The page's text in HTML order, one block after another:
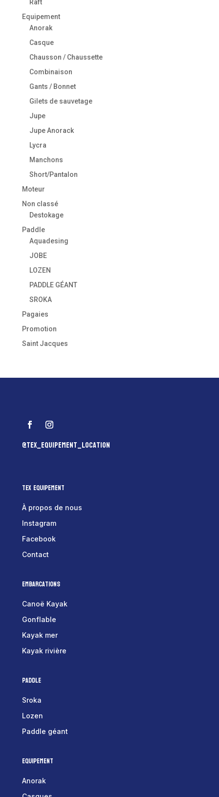
Raft
Equipement
Anorak
Casque
Chausson / Chaussette
Combinaison
Gants / Bonnet
Gilets de sauvetage
Jupe
Jupe Anorack
Lycra
Manchons
Short/Pantalon
Moteur
Non classé
Destokage
Paddle
Aquadesing
JOBE
LOZEN
PADDLE GÉANT
SROKA
Pagaies
Promotion
Saint Jacques
@tex_equipement_location
Tex Equipement
À propos de nous
Instagram
Facebook
Contact
Embarcations
Canoë Kayak
Gonflable
Kayak mer
Kayak rivière
Paddle
Sroka
Lozen
Paddle géant
Equipement
Anorak